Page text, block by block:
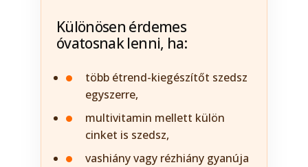
Különösen érdemes
óvatosnak lenni, ha:
több étrend-kiegészítőt szedsz
egyszerre,
multivitamin mellett külön
cinket is szedsz,
vashiány vagy rézhiány gyanúja